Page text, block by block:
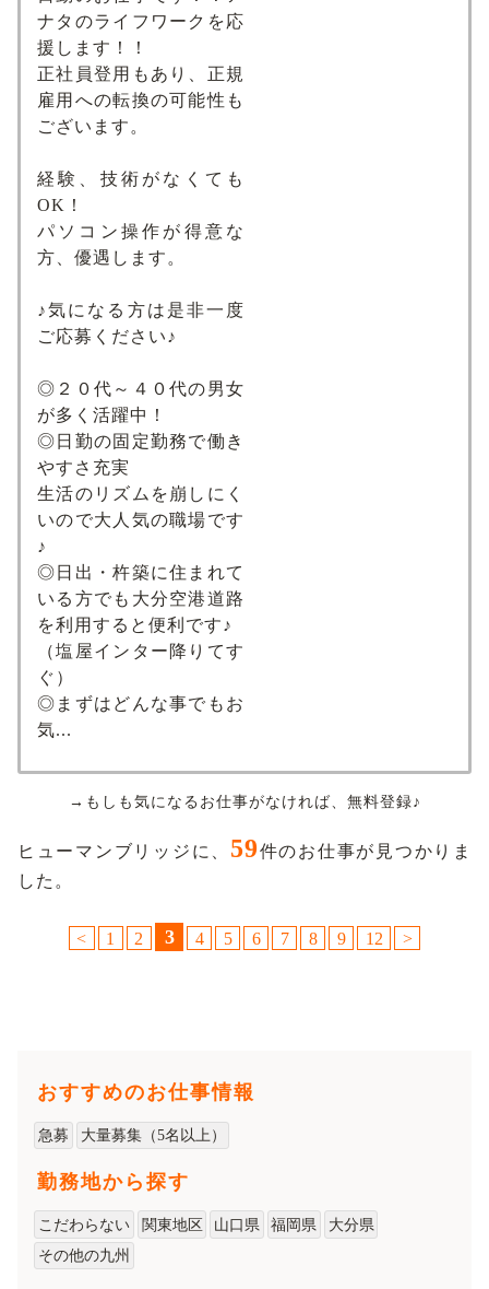
ナタのライフワークを応
援します！！
正社員登用もあり、正規
雇用への転換の可能性も
ございます。
経験、技術がなくても
OK！
パソコン操作が得意な
方、優遇します。
♪気になる方は是非一度
ご応募ください♪
◎２０代～４０代の男女
が多く活躍中！
◎日勤の固定勤務で働き
やすさ充実
生活のリズムを崩しにく
いので大人気の職場です
♪
◎日出・杵築に住まれて
いる方でも大分空港道路
を利用すると便利です♪
（塩屋インター降りてす
ぐ）
◎まずはどんな事でもお
気...
→もしも気になるお仕事がなければ、無料登録♪
ヒューマンブリッジに、 59件のお仕事が見つかりま
した。
< 1 2 3 4 5 6 7 8 9 12 >
おすすめのお仕事情報
急募 大量募集（5名以上）
勤務地から探す
こだわらない 関東地区 山口県 福岡県
大分県
その他の九州